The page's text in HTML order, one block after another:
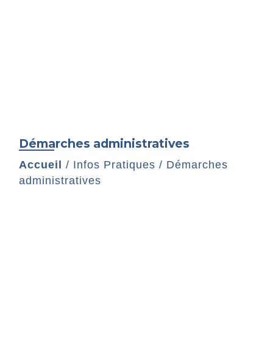
Démarches administratives
Accueil / Infos Pratiques / Démarches
administratives